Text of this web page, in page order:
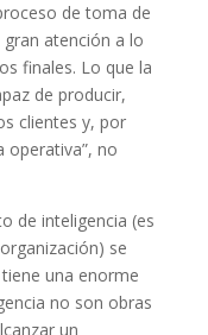
de toma de
atención a lo
finales. Lo que la
de producir,
clientes y, por
operativa”, no
de inteligencia (es
se
una enorme
no son obras
un